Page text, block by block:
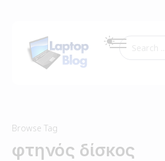
Browse Tag
φτηνός δίσκος